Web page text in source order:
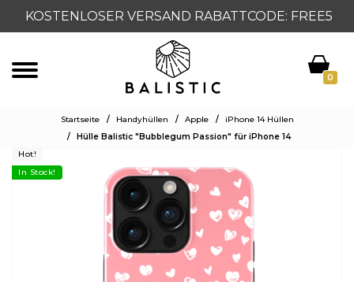
KOSTENLOSER VERSAND RABATTCODE: FREE5
0
Startseite / Handyhüllen / Apple /
iPhone 14 Hüllen
/
Hülle Balistic "Bubblegum Passion" für iPhone 14
Hot!
In Stock!